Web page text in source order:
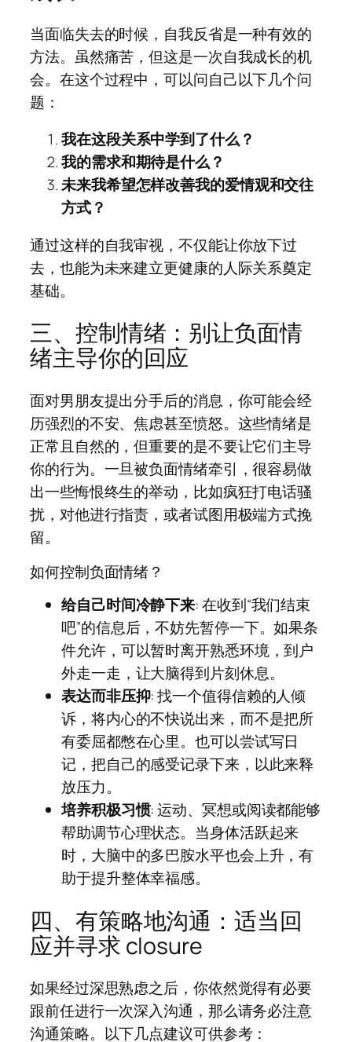
当面临失去的时候，自我反省是一种有效的
方法。虽然痛苦，但这是一次自我成长的机
会。在这个过程中，可以问自己以下几个问
题：
我在这段关系中学到了什么？
我的需求和期待是什么？
未来我希望怎样改善我的爱情观和交往
方式？
通过这样的自我审视，不仅能让你放下过
去，也能为未来建立更健康的人际关系奠定
基础。
三、控制情绪：别让负面情
绪主导你的回应
面对男朋友提出分手后的消息，你可能会经
历强烈的不安、焦虑甚至愤怒。这些情绪是
正常且自然的，但重要的是不要让它们主导
你的行为。一旦被负面情绪牵引，很容易做
出一些悔恨终生的举动，比如疯狂打电话骚
扰，对他进行指责，或者试图用极端方式挽
留。
如何控制负面情绪？
给自己时间冷静下来: 在收到“我们结束
吧”的信息后，不妨先暂停一下。如果条
件允许，可以暂时离开熟悉环境，到户
外走一走，让大脑得到片刻休息。
表达而非压抑: 找一个值得信赖的人倾
诉，将内心的不快说出来，而不是把所
有委屈都憋在心里。也可以尝试写日
记，把自己的感受记录下来，以此来释
放压力。
培养积极习惯: 运动、冥想或阅读都能够
帮助调节心理状态。当身体活跃起来
时，大脑中的多巴胺水平也会上升，有
助于提升整体幸福感。
四、有策略地沟通：适当回
应并寻求 closure
如果经过深思熟虑之后，你依然觉得有必要
跟前任进行一次深入沟通，那么请务必注意
沟通策略。以下几点建议可供参考：